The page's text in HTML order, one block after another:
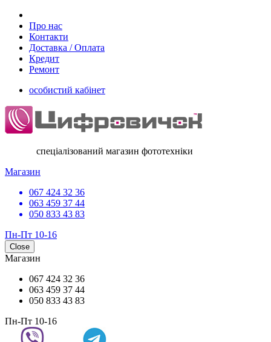
Про нас
Контакти
Доставка / Оплата
Кредит
Ремонт
особистий кабінет
спеціалізований магазин фототехніки
Магазин
067 424 32 36
063 459 37 44
050 833 43 83
Пн-Пт 10-16
Close
Магазин
067 424 32 36
063 459 37 44
050 833 43 83
Пн-Пт 10-16